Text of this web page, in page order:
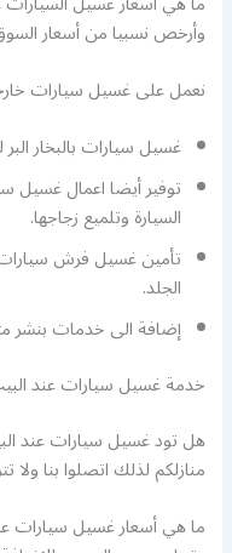
وأرخص نسبيا من أسعار
نعمل على غسيل سيارات
غسيل سيارات بالبخار
توفير أيضا اعمال غسيل
السيارة وتلميع زجاجها.
تأمين غسيل فرش سيارات
الجلد.
إضافة الى خدمات بنشر
خدمة غسيل سيارات عند
هل تود غسيل سيارات عند
منازلكم لذلك اتصلوا بنا ولا
ما هي أسعار غسيل سيارات